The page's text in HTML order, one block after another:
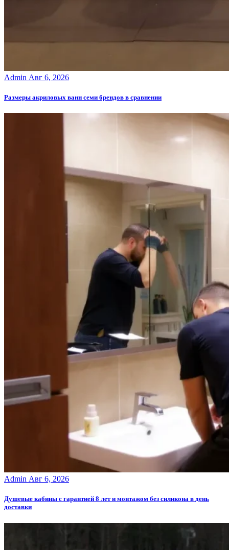
Admin Авг 6, 2026
Размеры акриловых ванн семи брендов в сравнении
Admin Авг 6, 2026
Душевые кабины с гарантией 8 лет и монтажом без силикона в день
доставки